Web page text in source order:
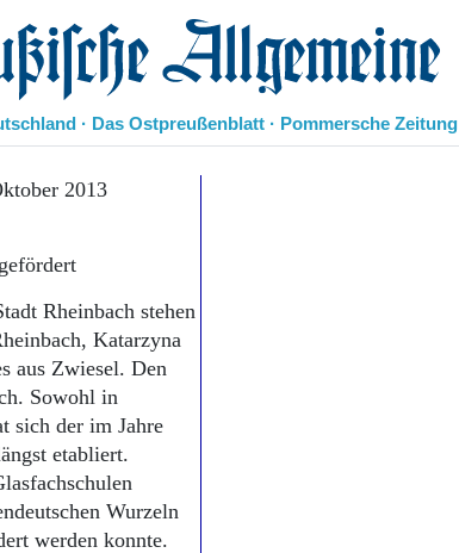
Zeitung
· Das Ostpreußenblatt · Pommersche Zeitung
Leben
Geschichte
Ostpreußen
Berlin-Brandenburg
Schlesien
Danzig und Westpreußen
Bücher
2013
Rheinbach stehen
Katarzyna
aus Zwiesel. Den
Sowohl in
sich der im Jahre
etabliert.
Wurzeln
werden konnte.